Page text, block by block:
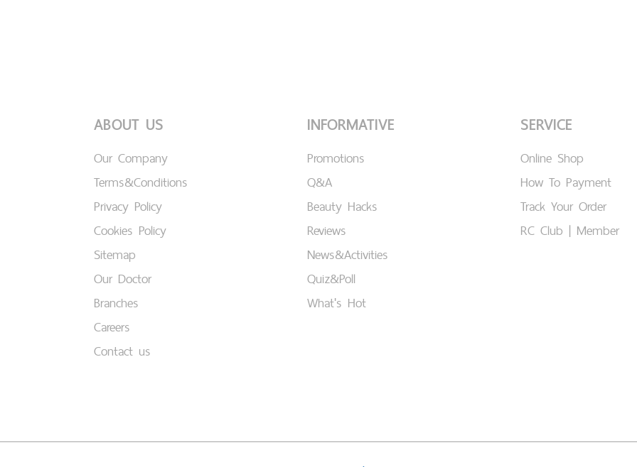
ABOUT US
Our Company
Terms&Conditions
Privacy Policy
Cookies Policy
Sitemap
Our Doctor
Branches
Careers
Contact us
INFORMATIVE
Promotions
Q&A
Beauty Hacks
Reviews
News&Activities
Quiz&Poll
What's Hot
SERVICE
Online Shop
How To Payment
Track Your Order
RC Club | Member